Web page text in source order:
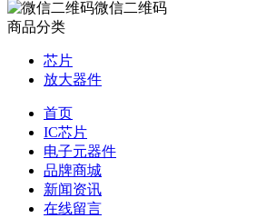
微信二维码
商品分类
芯片
放大器件
首页
IC芯片
电子元器件
品牌商城
新闻资讯
在线留言